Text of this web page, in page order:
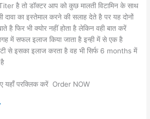
है तो डॉक्टर आप को कुछ मालती विटामिन के साथ
का इस्तेमाल करने की सलाह देते है पर यह दोनों
है फिर भी क्योर नहीं होता है लेकिन वही बात करें
में सफल इलाज किया जाता है इन्ही में से एक है
से इसका इलाज करता है वह भी सिर्फ 6 months में
यहाँ परक्लिक करें Order NOW